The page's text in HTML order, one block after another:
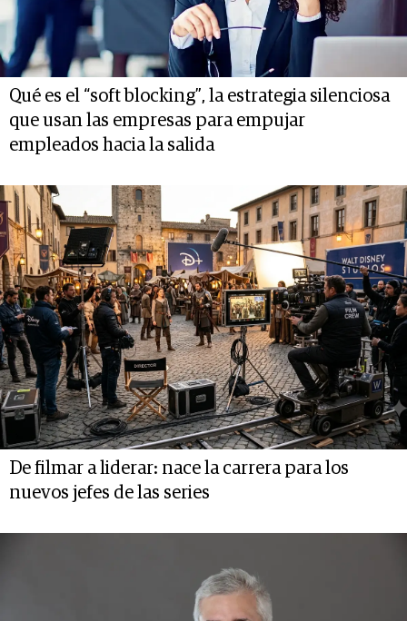
Qué es el “soft blocking”, la estrategia silenciosa
que usan las empresas para empujar
empleados hacia la salida
De filmar a liderar: nace la carrera para los
nuevos jefes de las series